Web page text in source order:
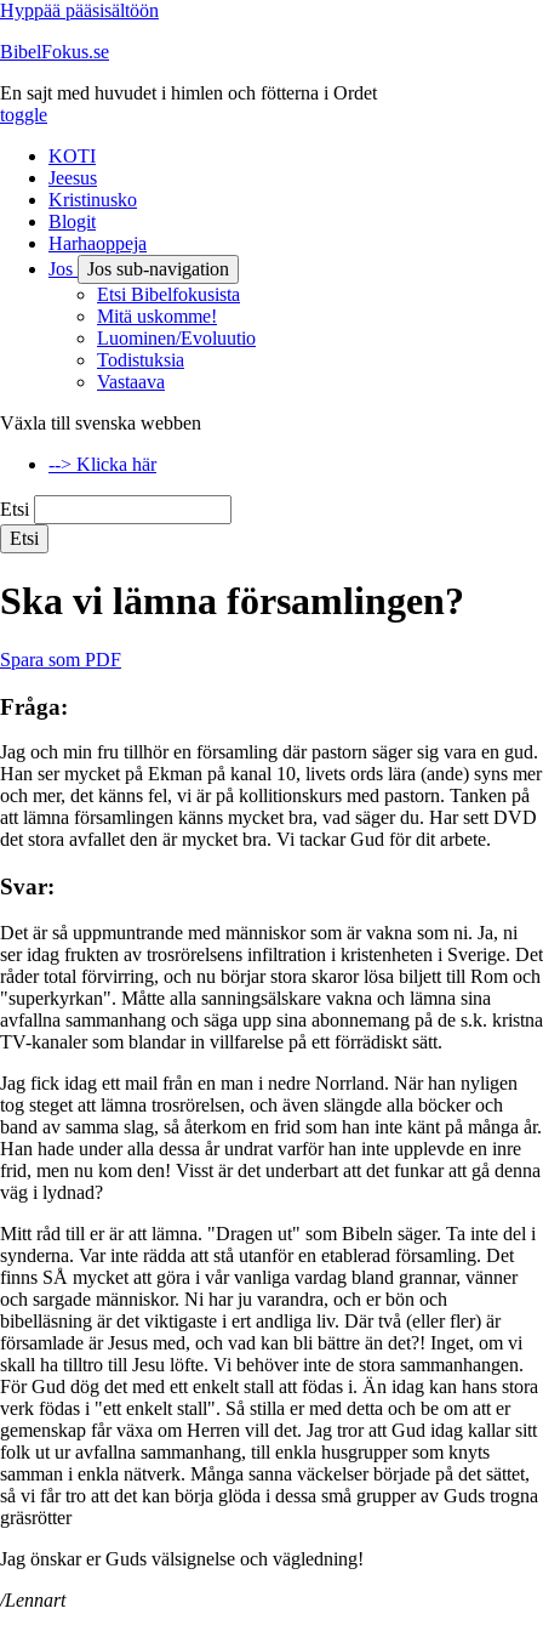
Hyppää pääsisältöön
BibelFokus.se
En sajt med huvudet i himlen och fötterna i Ordet
toggle
KOTI
Jeesus
Kristinusko
Blogit
Harhaoppeja
Jos
Jos sub-navigation
Etsi Bibelfokusista
Mitä uskomme!
Luominen/Evoluutio
Todistuksia
Vastaava
Växla till svenska webben
--> Klicka här
Etsi
Ska vi lämna församlingen?
Spara som PDF
Fråga:
Jag och min fru tillhör en församling där pastorn säger sig vara en gud.
Han ser mycket på Ekman på kanal 10, livets ords lära (ande) syns mer
och mer, det känns fel, vi är på kollitionskurs med pastorn. Tanken på
att lämna församlingen känns mycket bra, vad säger du. Har sett DVD
det stora avfallet den är mycket bra. Vi tackar Gud för dit arbete.
Svar:
Det är så uppmuntrande med människor som är vakna som ni. Ja, ni
ser idag frukten av trosrörelsens infiltration i kristenheten i Sverige. Det
råder total förvirring, och nu börjar stora skaror lösa biljett till Rom och
"superkyrkan". Måtte alla sanningsälskare vakna och lämna sina
avfallna sammanhang och säga upp sina abonnemang på de s.k. kristna
TV-kanaler som blandar in villfarelse på ett förrädiskt sätt.
Jag fick idag ett mail från en man i nedre Norrland. När han nyligen
tog steget att lämna trosrörelsen, och även slängde alla böcker och
band av samma slag, så återkom en frid som han inte känt på många år.
Han hade under alla dessa år undrat varför han inte upplevde en inre
frid, men nu kom den! Visst är det underbart att det funkar att gå denna
väg i lydnad?
Mitt råd till er är att lämna. "Dragen ut" som Bibeln säger. Ta inte del i
synderna. Var inte rädda att stå utanför en etablerad församling. Det
finns SÅ mycket att göra i vår vanliga vardag bland grannar, vänner
och sargade människor. Ni har ju varandra, och er bön och
bibelläsning är det viktigaste i ert andliga liv. Där två (eller fler) är
församlade är Jesus med, och vad kan bli bättre än det?! Inget, om vi
skall ha tilltro till Jesu löfte. Vi behöver inte de stora sammanhangen.
För Gud dög det med ett enkelt stall att födas i. Än idag kan hans stora
verk födas i "ett enkelt stall". Så stilla er med detta och be om att er
gemenskap får växa om Herren vill det. Jag tror att Gud idag kallar sitt
folk ut ur avfallna sammanhang, till enkla husgrupper som knyts
samman i enkla nätverk. Många sanna väckelser började på det sättet,
så vi får tro att det kan börja glöda i dessa små grupper av Guds trogna
gräsrötter
Jag önskar er Guds välsignelse och vägledning!
/Lennart